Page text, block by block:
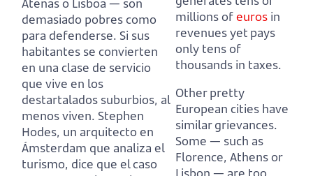
demasiado pobres como
para defenderse. Si sus
habitantes se convierten
en una clase de servicio
que vive en los
destartalados suburbios, al
menos viven. Stephen
Hodes, un arquitecto en
Ámsterdam que analiza el
turismo, dice que el caso
millions ofeuros in
revenues yet pays
only tens of
thousands in taxes.
Other pretty
European cities have
similar grievances.
Some — such as
Florence, Athens or
Lisbon — are too